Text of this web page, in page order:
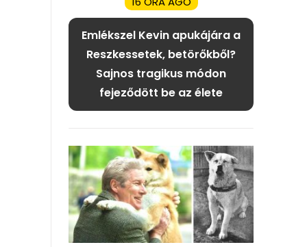
Emlékszel Kevin apukájára a
Reszkessetek, betörőkből?
Sajnos tragikus módon
fejeződött be az élete